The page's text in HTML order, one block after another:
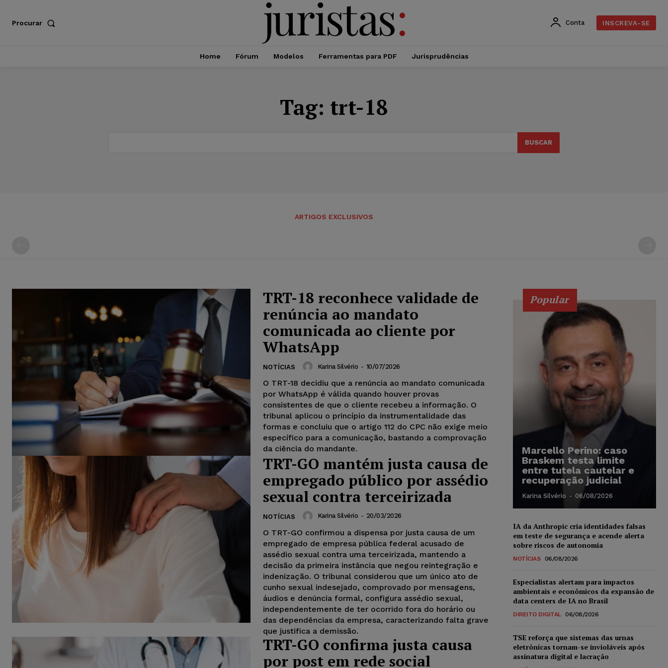
Procurar Conta INSCREVA-SE
Home Fórum Modelos Ferramentas para PDF Jurisprudências
Tag: trt-18
BUSCAR
ARTIGOS EXCLUSIVOS
TRT-18 reconhece validade de
renúncia ao mandato
comunicada ao cliente por
WhatsApp
NOTÍCIAS Karina Silvério - 10/07/2026
O TRT-18 decidiu que a renúncia ao mandato comunicada
por WhatsApp é válida quando houver provas
consistentes de que o cliente recebeu a informação. O
tribunal aplicou o princípio da instrumentalidade das
formas e concluiu que o artigo 112 do CPC não exige meio
específico para a comunicação, bastando a comprovação
da ciência do mandante.
TRT-GO mantém justa causa de
empregado público por assédio
sexual contra terceirizada
NOTÍCIAS Karina Silvério - 20/03/2026
O TRT-GO confirmou a dispensa por justa causa de um
empregado de empresa pública federal acusado de
assédio sexual contra uma terceirizada, mantendo a
decisão da primeira instância que negou reintegração e
indenização. O tribunal considerou que um único ato de
cunho sexual indesejado, comprovado por mensagens,
áudios e denúncia formal, configura assédio sexual,
independentemente de ter ocorrido fora do horário ou
das dependências da empresa, caracterizando falta grave
que justifica a demissão.
TRT-GO confirma justa causa
por post em rede social
Popular
Marcello Perino: caso
Braskem testa limite
entre tutela cautelar e
recuperação judicial
Karina Silvério - 06/08/2026
IA da Anthropic cria identidades falsas
em teste de segurança e acende alerta
sobre riscos de autonomia
NOTÍCIAS 06/08/2026
Especialistas alertam para impactos
ambientais e econômicos da expansão de
data centers de IA no Brasil
DIREITO DIGITAL 06/08/2026
TSE reforça que sistemas das urnas
eletrônicas tornam-se invioláveis após
assinatura digital e lacração